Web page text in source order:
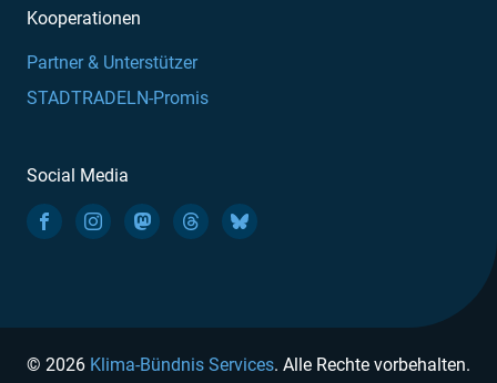
Kooperationen
Partner & Unterstützer
STADTRADELN-Promis
Social Media
© 2026 Klima-Bündnis Services. Alle Rechte vorbehalten.